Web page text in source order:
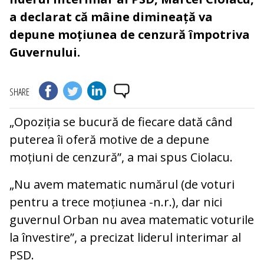
a declarat că mâine dimineață va
depune moțiunea de cenzură împotriva
Guvernului.
SHARE
„Opoziția se bucură de fiecare dată când
puterea îi oferă motive de a depune
moțiuni de cenzură”, a mai spus Ciolacu.
„Nu avem matematic numărul (de voturi
pentru a trece moțiunea -n.r.), dar nici
guvernul Orban nu avea matematic voturile
la învestire”, a precizat liderul interimar al
PSD.